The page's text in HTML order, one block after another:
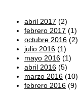
abril 2017 (2)
febrero 2017 (1)
octubre 2016 (2)
julio 2016 (1)
mayo 2016 (1)
abril 2016 (5)
marzo 2016 (10)
febrero 2016 (9)